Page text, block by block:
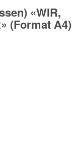
«WIR,
(Format A4)